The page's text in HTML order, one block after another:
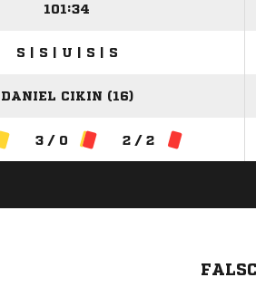
101:34
S | S | U | S | S
DANIEL CIKIN (16)
3 / 0 2 / 2